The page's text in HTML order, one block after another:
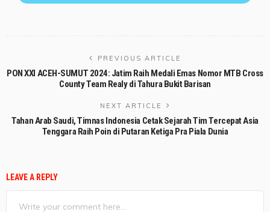
PREVIOUS ARTICLE
PON XXI ACEH-SUMUT 2024: Jatim Raih Medali Emas Nomor MTB Cross
County Team Realy di Tahura Bukit Barisan
NEXT ARTICLE
Tahan Arab Saudi, Timnas Indonesia Cetak Sejarah Tim Tercepat Asia
Tenggara Raih Poin di Putaran Ketiga Pra Piala Dunia
LEAVE A REPLY